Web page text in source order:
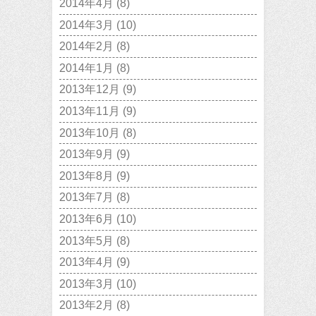
2014年4月 (8)
2014年3月 (10)
2014年2月 (8)
2014年1月 (8)
2013年12月 (9)
2013年11月 (9)
2013年10月 (8)
2013年9月 (9)
2013年8月 (9)
2013年7月 (8)
2013年6月 (10)
2013年5月 (8)
2013年4月 (9)
2013年3月 (10)
2013年2月 (8)